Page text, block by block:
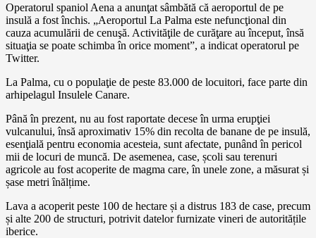
Operatorul spaniol Aena a anunţat sâmbătă că aeroportul de pe
insulă a fost închis. „Aeroportul La Palma este nefuncţional din
cauza acumulării de cenuşă. Activităţile de curăţare au început, însă
situaţia se poate schimba în orice moment”, a indicat operatorul pe
Twitter.
La Palma, cu o populaţie de peste 83.000 de locuitori, face parte din
arhipelagul Insulele Canare.
Până în prezent, nu au fost raportate decese în urma erupţiei
vulcanului, însă aproximativ 15% din recolta de banane de pe insulă,
esenţială pentru economia acesteia, sunt afectate, punând în pericol
mii de locuri de muncă. De asemenea, case, școli sau terenuri
agricole au fost acoperite de magma care, în unele zone, a măsurat și
șase metri înălțime.
Lava a acoperit peste 100 de hectare și a distrus 183 de case, precum
și alte 200 de structuri, potrivit datelor furnizate vineri de autoritățile
iberice.